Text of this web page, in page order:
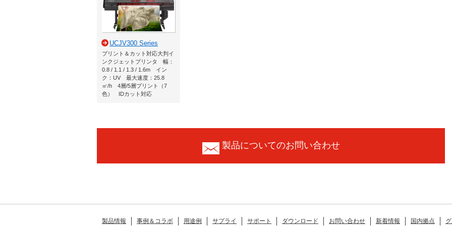
UCJV300 Series
プリント＆カット対応大判イ
ンクジェットプリンタ 幅：
0.8 / 1.1 / 1.3 / 1.6m イン
ク：UV 最大速度：25.8
㎡/h 4層/5層プリント（7
色） IDカット対応
製品についてのお問い合わせ
製品情報 事例＆コラボ 用途例 サプライ サポート ダウンロード お問い合わせ 新着情報 国内拠点